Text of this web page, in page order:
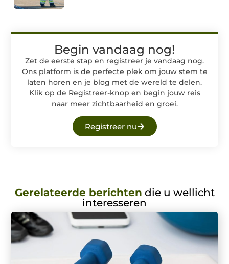
Begin vandaag nog!
Zet de eerste stap en registreer je vandaag nog.
Ons platform is de perfecte plek om jouw stem te
laten horen en je blog met de wereld te delen.
Klik op de Registreer-knop en begin jouw reis
naar meer zichtbaarheid en groei.
Registreer nu
Gerelateerde berichten die u wellicht
interesseren